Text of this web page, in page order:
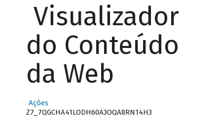
Visualizador
do Conteúdo
da Web
Ações
Z7_7QGCHA41LODH60A3OQA8RN14H3